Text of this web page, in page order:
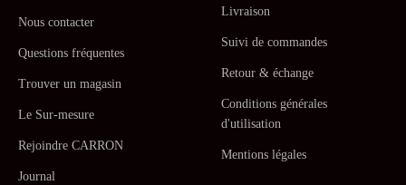
Nous contacter
Questions fréquentes
Trouver un magasin
Le Sur-mesure
Rejoindre CARRON
Journal
Livraison
Suivi de commandes
Retour & échange
Conditions générales
d'utilisation
Mentions légales